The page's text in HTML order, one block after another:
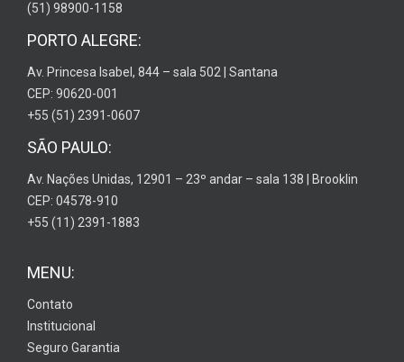
(51) 98900-1158
PORTO ALEGRE:
Av. Princesa Isabel, 844 – sala 502 | Santana
CEP: 90620-001
+55 (51) 2391-0607
SÃO PAULO:
Av. Nações Unidas, 12901 – 23º andar – sala 138 | Brooklin
CEP: 04578-910
+55 (11) 2391-1883
MENU:
Contato
Institucional
Seguro Garantia